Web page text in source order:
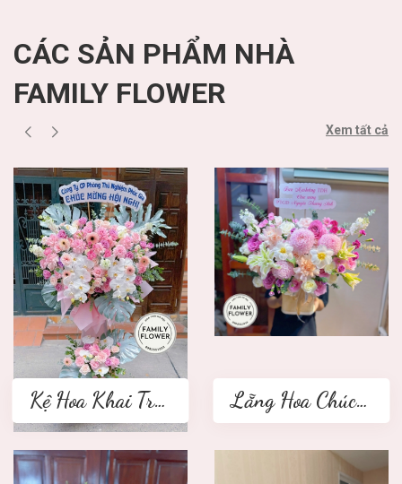
CÁC SẢN PHẨM NHÀ
FAMILY FLOWER
Xem tất cả
Kệ Hoa Khai Trương 2 tầng Lẵng Hoa Chúc Mừng